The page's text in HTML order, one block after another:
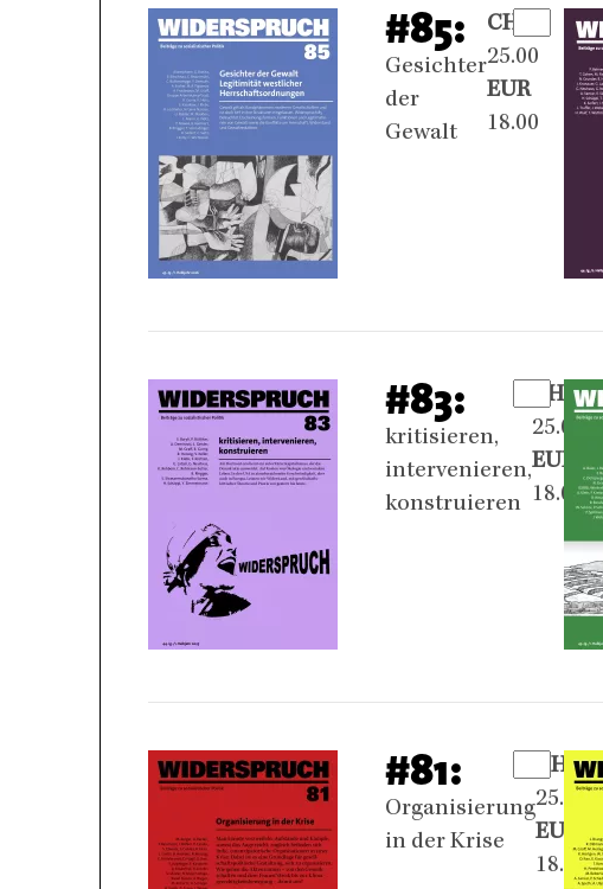
#85:
Gesichter
der
Gewalt
CHF
25.00
EUR
18.00
#83:
kritisieren,
intervenieren,
konstruieren
CHF
25.00
EUR
18.00
#81:
Organisierung
in der Krise
CHF
25.00
EUR
18.00